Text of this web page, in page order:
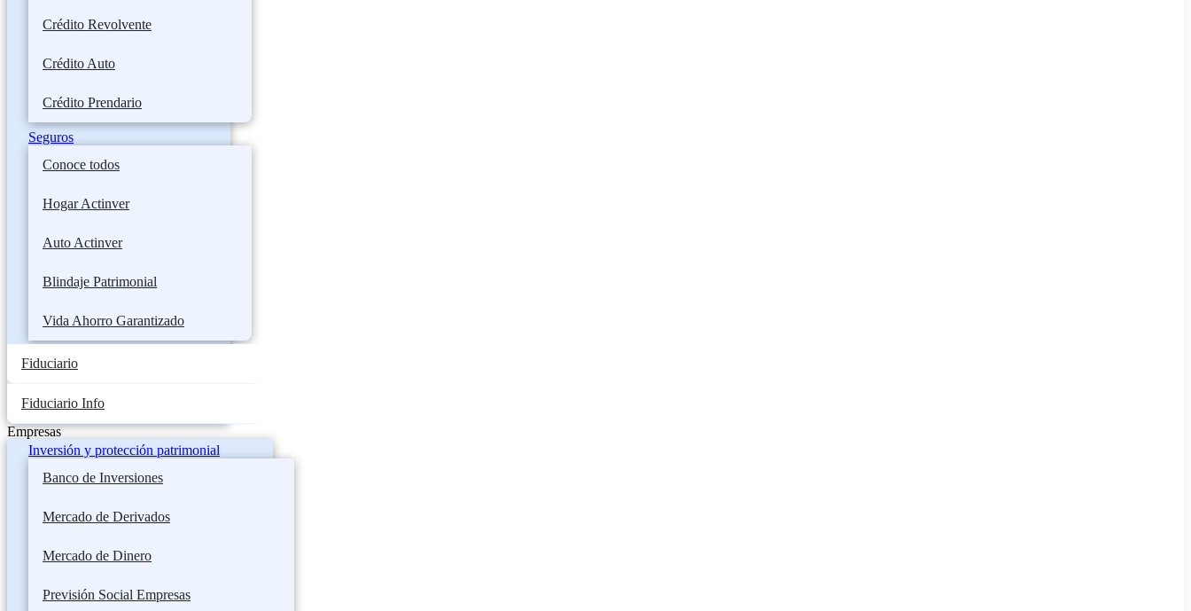
Crédito Revolvente
Crédito Auto
Crédito Prendario
Seguros
Conoce todos
Hogar Actinver
Auto Actinver
Blindaje Patrimonial
Vida Ahorro Garantizado
Fiduciario
Fiduciario Info
Empresas
Inversión y protección patrimonial
Banco de Inversiones
Mercado de Derivados
Mercado de Dinero
Previsión Social Empresas